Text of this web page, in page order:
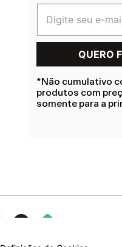
*Não cumulativo
produtos com
somente para a